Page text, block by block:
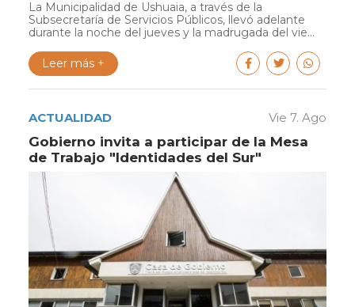
La Municipalidad de Ushuaia, a través de la
Subsecretaría de Servicios Públicos, llevó adelante
durante la noche del jueves y la madrugada del vie...
Leer más +
ACTUALIDAD Vie 7. Ago
Gobierno invita a participar de la Mesa
de Trabajo "Identidades del Sur"